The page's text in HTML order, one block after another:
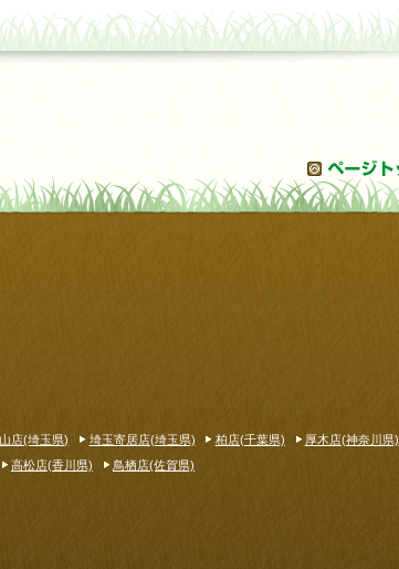
店(埼玉県) 埼玉寄居店(埼玉県) 柏店(千葉県)
厚木店(神奈川県)
高松店(香川県) 鳥栖店(佐賀県)